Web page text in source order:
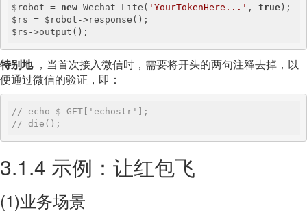
$robot = new Wechat_Lite( 'YourTokenHere...' , true );
$rs = $robot->response();
$rs->output();
特别地，当首次接入微信时，需要将开头的两句注释去掉，以
便通过微信的验证，即：
// echo $_GET['echostr'];
// die();
3.1.4 示例：让红包飞
(1)业务场景